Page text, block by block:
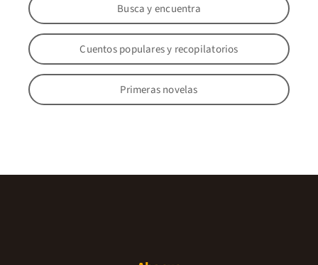
Busca y encuentra
Cuentos populares y recopilatorios
Primeras novelas